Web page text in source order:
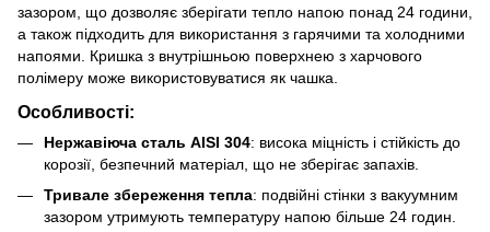
зазором, що дозволяє зберігати тепло напою понад 24 години,
а також підходить для використання з гарячими та холодними
напоями. Кришка з внутрішньою поверхнею з харчового
полімеру може використовуватися як чашка.
Особливості:
Нержавіюча сталь AISI 304: висока міцність і стійкість до
корозії, безпечний матеріал, що не зберігає запахів.
Тривале збереження тепла: подвійні стінки з вакуумним
зазором утримують температуру напою більше 24 годин.